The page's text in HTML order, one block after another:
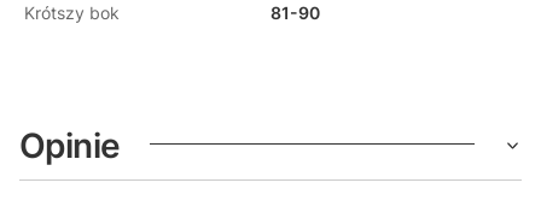
Krótszy bok 81-90
Opinie